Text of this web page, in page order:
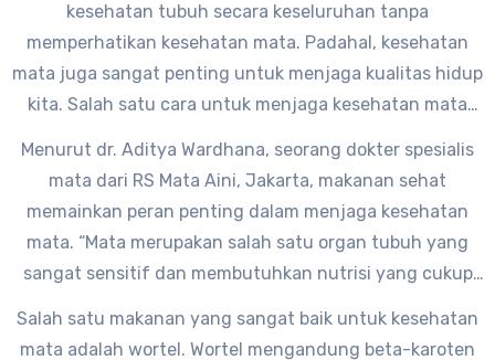
kesehatan tubuh secara keseluruhan tanpa
memperhatikan kesehatan mata. Padahal, kesehatan
mata juga sangat penting untuk menjaga kualitas hidup
kita. Salah satu cara untuk menjaga kesehatan mata
Menurut dr. Aditya Wardhana, seorang dokter spesialis
mata dari RS Mata Aini, Jakarta, makanan sehat
memainkan peran penting dalam menjaga kesehatan
mata. “Mata merupakan salah satu organ tubuh yang
sangat sensitif dan membutuhkan nutrisi yang cukup
Salah satu makanan yang sangat baik untuk kesehatan
mata adalah wortel. Wortel mengandung beta-karoten